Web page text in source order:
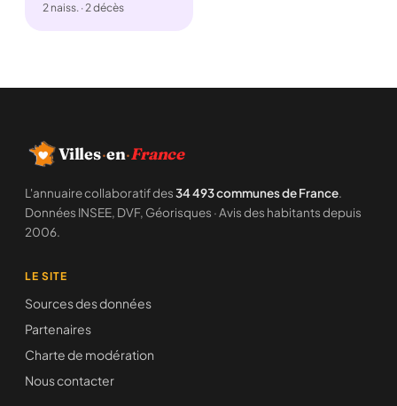
2 naiss. · 2 décès
Villes·en·France
L'annuaire collaboratif des34 493 communes de France.
Données INSEE, DVF, Géorisques · Avis des habitants depuis
2006.
LE SITE
Sources des données
Partenaires
Charte de modération
Nous contacter